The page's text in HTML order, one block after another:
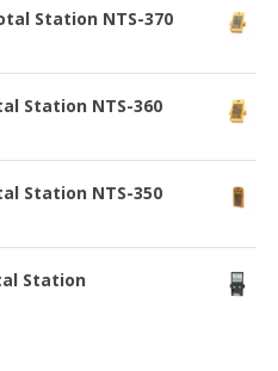
Station NTS-370
Station NTS-360
Station NTS-350
Station